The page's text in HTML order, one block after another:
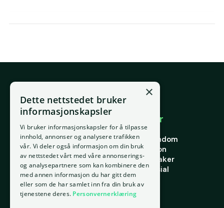
E-post
support@placepoint.no
Selskapet
Hjem
Om oss
Ansatte
Kontakt oss
Personvern
Vilkår for bruk
Informasjonskapsler
Brukområder
Forstå eiendom
Finne riktig eiendom
Finn riktig person
Finn riktig leietaker
Verdi og potensial
Risiko
Portefølje
×
Dette nettstedet bruker
informasjonskapsler
Vi bruker informasjonskapsler for å tilpasse
innhold, annonser og analysere trafikken
vår. Vi deler også informasjon om din bruk
av nettstedet vårt med våre annonserings-
og analysepartnere som kan kombinere den
med annen informasjon du har gitt dem
eller som de har samlet inn fra din bruk av
tjenestene deres. Personvernerklæring